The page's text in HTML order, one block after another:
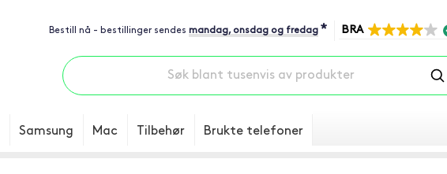
Bestill nå - bestillinger sendes mandag, onsdag og fredag * BRA
Samsung Mac Tilbehør Brukte telefoner